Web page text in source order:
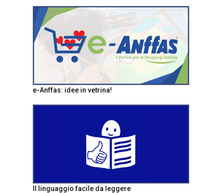
e-Anffas: idee in vetrina!
Il linguaggio facile da leggere